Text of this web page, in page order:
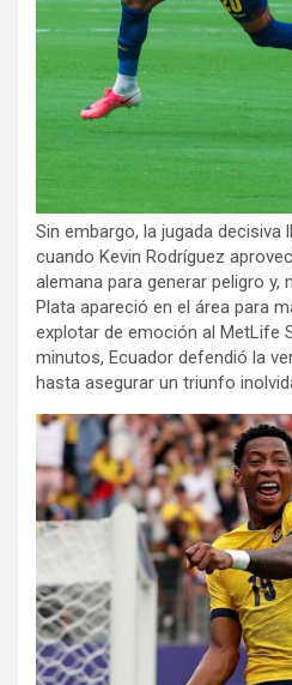
Sin embargo, la jugada decisiva
cuando Kevin Rodríguez
alemana para generar peligro y,
Plata apareció en el área para
explotar de emoción al MetLife
minutos, Ecuador defendió la
hasta asegurar un triunfo